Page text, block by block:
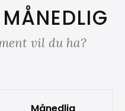
vil du ha?
Månedlig